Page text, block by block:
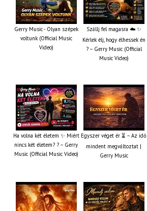
Gerry Music - Olyan szépek
voltunk (Official Music
Video)
Szállj fel magasra ☁️ ✨
Kérlek élj, hogy élhessek én
? – Gerry Music (Official
Music Video)
Ha volna két életem ✨ Miért
nincs két életem? ? – Gerry
Music (Official Music Video)
Egyszer véget ér ⏳ – Az idő
mindent megváltoztat |
Gerry Music